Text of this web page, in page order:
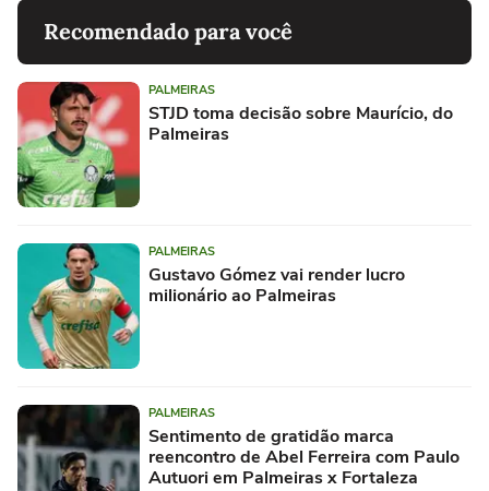
Recomendado para você
PALMEIRAS
STJD toma decisão sobre Maurício, do
Palmeiras
PALMEIRAS
Gustavo Gómez vai render lucro
milionário ao Palmeiras
PALMEIRAS
Sentimento de gratidão marca
reencontro de Abel Ferreira com Paulo
Autuori em Palmeiras x Fortaleza